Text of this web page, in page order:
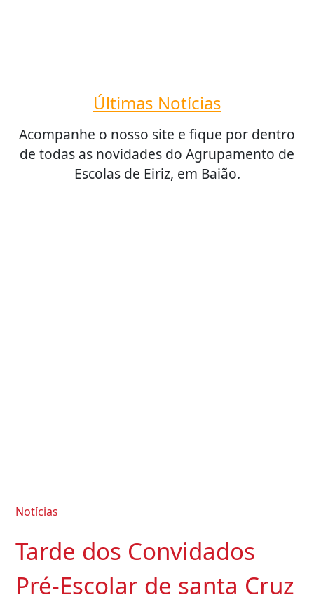
Últimas Notícias
Acompanhe o nosso site e fique por dentro
de todas as novidades do Agrupamento de
Escolas de Eiriz, em Baião.
Notícias
Tarde dos Convidados
Pré-Escolar de santa Cruz